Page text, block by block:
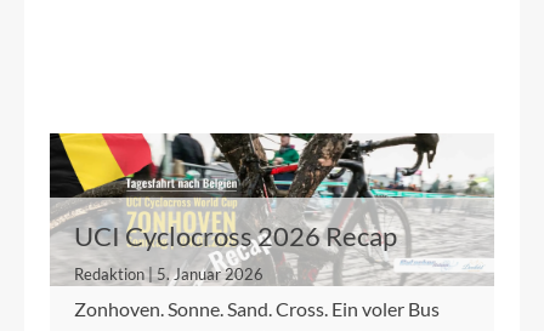
UCI Cyclocross 2026 Recap
Redaktion | 5. Januar 2026
Zonhoven. Sonne. Sand. Cross. Ein voler Bus